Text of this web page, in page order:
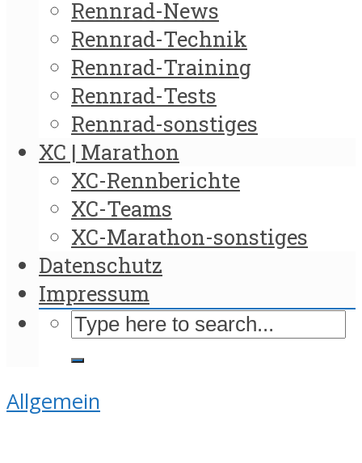
Rennrad-News
Rennrad-Technik
Rennrad-Training
Rennrad-Tests
Rennrad-sonstiges
XC | Marathon
XC-Rennberichte
XC-Teams
XC-Marathon-sonstiges
Datenschutz
Impressum
Allgemein